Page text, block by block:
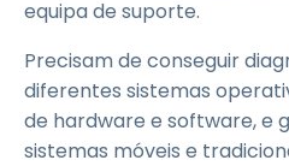
equipa de suporte.
Precisam de conseguir
diferentes sistemas
de hardware e software, e
sistemas móveis e